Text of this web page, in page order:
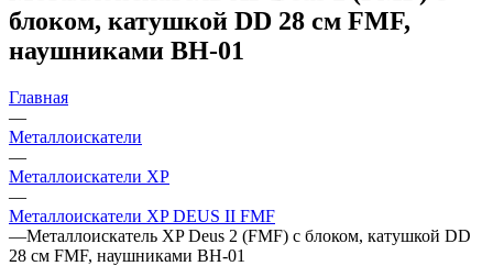
блоком, катушкой DD 28 см FMF,
наушниками BH-01
Главная
—
Металлоискатели
—
Металлоискатели XP
—
Металлоискатели XP DEUS II FMF
—Металлоискатель XP Deus 2 (FMF) с блоком, катушкой DD
28 см FMF, наушниками BH-01